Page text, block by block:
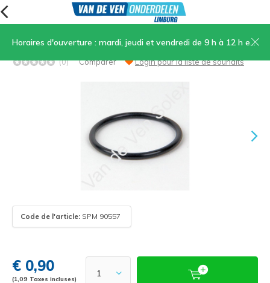
Horaires d'ouverture : mardi, jeudi et vendredi de 9 h à 12 h et de 13 h 30 à 17 h, samedi de 9 h à 12 h
03. Joint pour bouchon de réservoir
(0) Comparer Login pour la liste de souhaits
Code de l'article: SPM 90557
€ 0,90
(1,09 Taxes incluses)